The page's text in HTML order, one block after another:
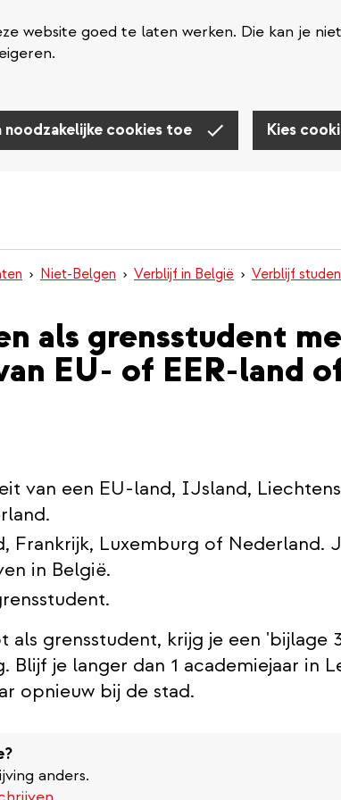
website goed te laten werken. Die kan je
noodzakelijke cookies toe Kies
Niet-Belgen Verblijf in België Verblijf
als grensstudent
EU- of EER-land
van een EU-land, IJsland,
Frankrijk, Luxemburg of Nederland.
in België.
als grensstudent, krijg je een 'bijlage
Blijf je langer dan 1 academiejaar in
opnieuw bij de stad.
anders.